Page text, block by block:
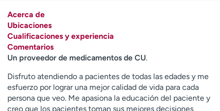
A
y
ú
d
m
e
a
Acerca de
Ubicaciones
Cualificaciones y experiencia
Comentarios
Un proveedor de medicamentos de CU.
Disfruto atendiendo a pacientes de todas las edades y me
esfuerzo por lograr una mejor calidad de vida para cada
persona que veo. Me apasiona la educación del paciente y
creo que los pacientes toman sus mejores decisiones